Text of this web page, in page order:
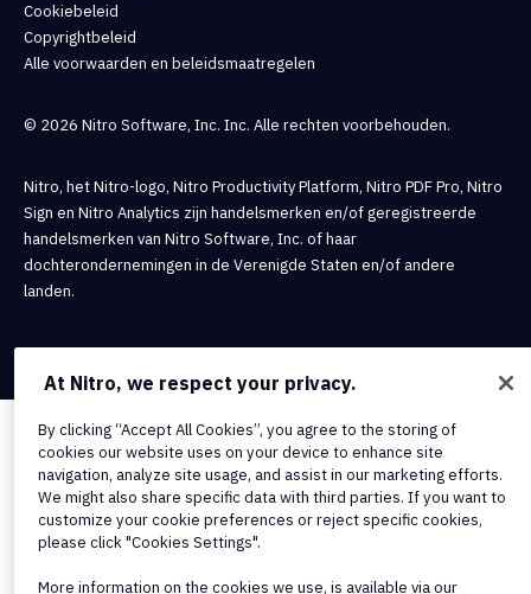
Cookiebeleid
Copyrightbeleid
Alle voorwaarden en beleidsmaatregelen
© 2026 Nitro Software, Inc. Inc. Alle rechten voorbehouden.
Nitro, het Nitro-logo, Nitro Productivity Platform, Nitro PDF Pro, Nitro
Sign en Nitro Analytics zijn handelsmerken en/of geregistreerde
handelsmerken van Nitro Software, Inc. of haar
dochterondernemingen in de Verenigde Staten en/of andere
landen.
At Nitro, we respect your privacy.
By clicking “Accept All Cookies”, you agree to the storing of
cookies our website uses on your device to enhance site
navigation, analyze site usage, and assist in our marketing efforts.
We might also share specific data with third parties. If you want to
customize your cookie preferences or reject specific cookies,
please click "Cookies Settings".
More information on the cookies we use, is available via our